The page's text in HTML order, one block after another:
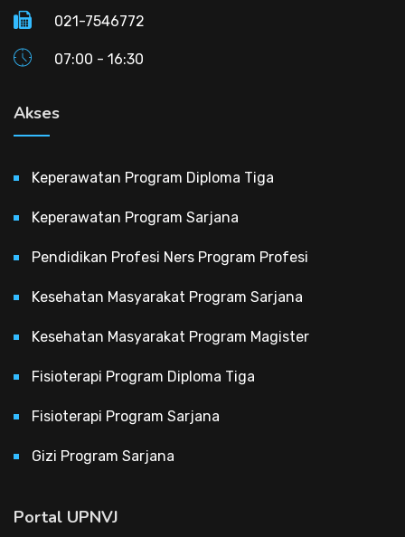
021-7546772
07:00 - 16:30
Akses
Keperawatan Program Diploma Tiga
Keperawatan Program Sarjana
Pendidikan Profesi Ners Program Profesi
Kesehatan Masyarakat Program Sarjana
Kesehatan Masyarakat Program Magister
Fisioterapi Program Diploma Tiga
Fisioterapi Program Sarjana
Gizi Program Sarjana
Portal UPNVJ